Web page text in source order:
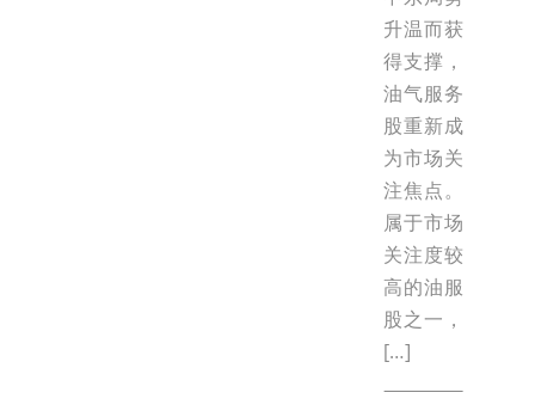
升温而获
得支撑，
油气服务
股重新成
为市场关
注焦点。
属于市场
关注度较
高的油服
股之一，
[…]